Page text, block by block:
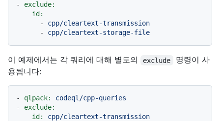
-
exclude:
id:
-
cpp/cleartext-transmission
-
cpp/cleartext-storage-file
이 예제에서는 각 쿼리에 대해 별도의 exclude
명령이 사
용됩니다:
- qlpack:
codeql/cpp-queries
-
exclude:
id:
cpp/cleartext-transmission